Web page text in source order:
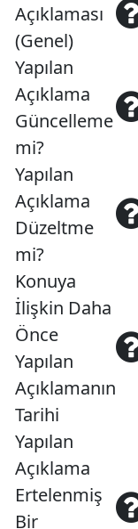
Açıklaması
(Genel)
Yapılan
Açıklama
Güncelleme
mi?
Yapılan
Açıklama
Düzeltme
mi?
Konuya
İlişkin Daha
Önce
Yapılan
Açıklamanın
Tarihi
Yapılan
Açıklama
Ertelenmiş
Bir